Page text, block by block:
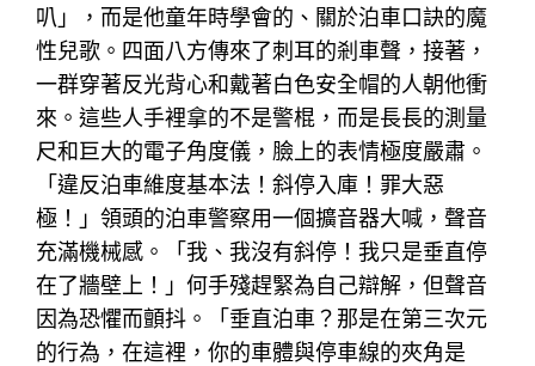
叭」，而是他童年時學會的、關於泊車口訣的魔
性兒歌。四面八方傳來了刺耳的剎車聲，接著，
一群穿著反光背心和戴著白色安全帽的人朝他衝
來。這些人手裡拿的不是警棍，而是長長的測量
尺和巨大的電子角度儀，臉上的表情極度嚴肅。
「違反泊車維度基本法！斜停入庫！罪大惡
極！」領頭的泊車警察用一個擴音器大喊，聲音
充滿機械感。「我、我沒有斜停！我只是垂直停
在了牆壁上！」何手殘趕緊為自己辯解，但聲音
因為恐懼而顫抖。「垂直泊車？那是在第三次元
的行為，在這裡，你的車體與停車線的夾角是